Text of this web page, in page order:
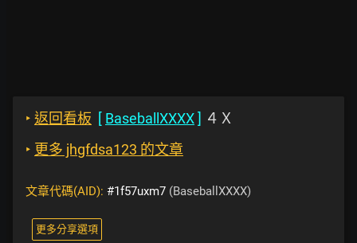
‣ 返回看板 [ BaseballXXXX] ４Ｘ
‣ 更多 jhgfdsa123 的文章
文章代碼(AID): #1f57uxm7 (BaseballXXXX)
更多分享選項